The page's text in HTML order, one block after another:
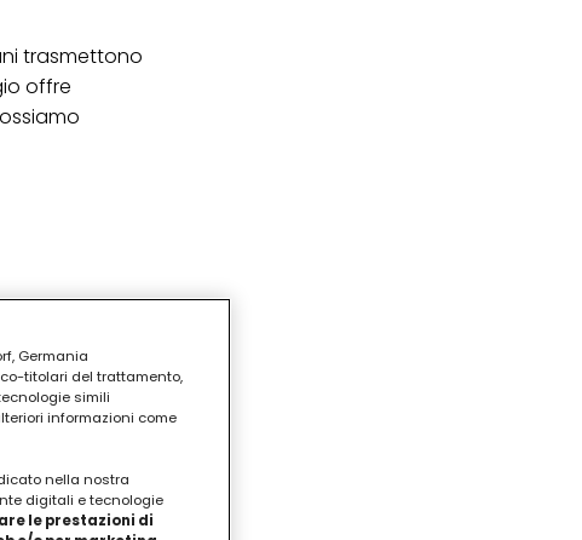
trasmettono
offre
Germania
titolari del trattamento,
simili
informazioni come
nella nostra
digitali e tecnologie
le prestazioni di